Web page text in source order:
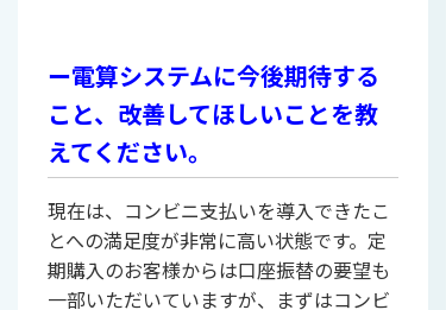
ー電算システムに今後期待する
こと、改善してほしいことを教
えてください。
現在は、コンビニ支払いを導入できたこ
とへの満足度が非常に高い状態です。定
期購入のお客様からは口座振替の要望も
一部いただいていますが、まずはコンビ